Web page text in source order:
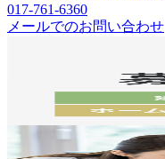
017-761-6360
メールでのお問い合わせ